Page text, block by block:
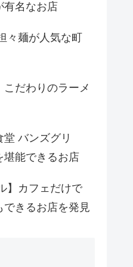
有名なお店
々麺が人気な町
だわりのラーメ
バンズグリ
堪能できるお店
】カフェだけで
できるお店を発見